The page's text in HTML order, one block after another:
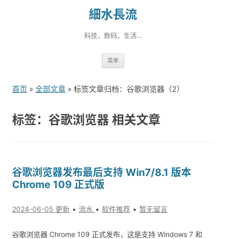
細水長流
科技，数码，生活…
菜单
到
首页 » 全部文章 » 标签文章归档：谷歌浏览器（2）
标签：谷歌浏览器 相关文章
谷歌浏览器发布最后支持 Win7/8.1 版本
Chrome 109 正式版
2024-06-05 更新 流水 软件推荐 暂无留言
谷歌浏览器 Chrome 109 正式发布，这是支持 Windows 7 和